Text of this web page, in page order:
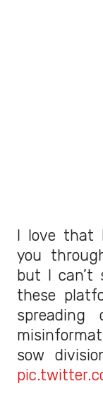
I love that
you
but I can’t
these
spreading
sow